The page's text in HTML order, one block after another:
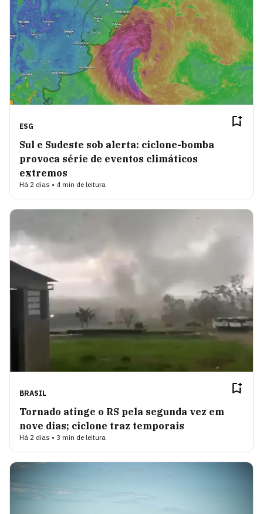
ESG
Sul e Sudeste sob alerta: ciclone-bomba
provoca série de eventos climáticos
extremos
Há 2 dias • 4 min de leitura
BRASIL
Tornado atinge o RS pela segunda vez em
nove dias; ciclone traz temporais
Há 2 dias • 3 min de leitura